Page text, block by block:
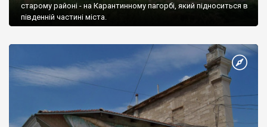
старому районі - на Карантинному пагорбі, який підноситься в
південній частині міста.